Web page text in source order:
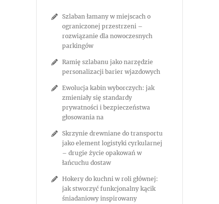
Szlaban łamany w miejscach o
ograniczonej przestrzeni –
rozwiązanie dla nowoczesnych
parkingów
Ramię szlabanu jako narzędzie
personalizacji barier wjazdowych
Ewolucja kabin wyborczych: jak
zmieniały się standardy
prywatności i bezpieczeństwa
głosowania na
Skrzynie drewniane do transportu
jako element logistyki cyrkularnej
– drugie życie opakowań w
łańcuchu dostaw
Hokery do kuchni w roli głównej:
jak stworzyć funkcjonalny kącik
śniadaniowy inspirowany